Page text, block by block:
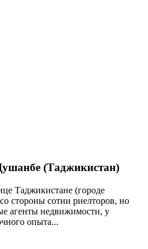
(Таджикистан)
Таджикистане (городе
стороны сотни риелторов, но
агенты недвижимости, у
опыта...